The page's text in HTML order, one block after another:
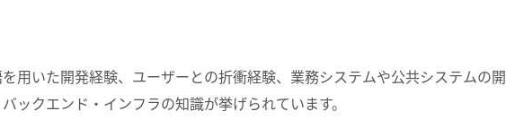
用いた開発経験、ユーザーとの折衝経験、業務システムや公共システムの
ックエンド・インフラの知識が挙げられています。